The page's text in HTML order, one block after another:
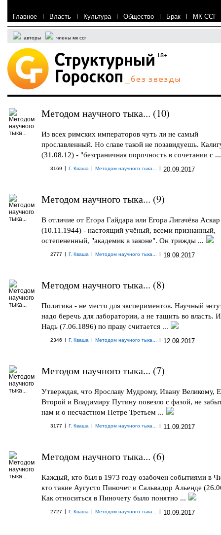
Главное | Власть | Культура | Общество | Брак | МК ССГ
авторы члены мк ссг
Методом научного тыка... (10)
Из всех римских императоров чуть ли не самый
прославленный. Но славе такой не позавидуешь.
(31.08.12) - "безграничная порочность в сочетании с ...
3169 | Г. Кваша | Методом научного тыка... | 20.09.2017
Методом научного тыка... (9)
В отличие от Егора Гайдара или Егора Лигачёва
(10.11.1944) - настоящий учёный, всеми признанный,
остепененный, "академик в законе". Он трижды ...
2777 | Г. Кваша | Методом научного тыка... | 19.09.2017
Методом научного тыка... (8)
Политика - не место для экспериментов. Научный
надо беречь для лаборатории, а не тащить во власть.
Надь (7.06.1896) по праву считается ...
2346 | Г. Кваша | Методом научного тыка... | 12.09.2017
Методом научного тыка... (7)
Утверждая, что Ярославу Мудрому, Ивану Великому,
Второй и Владимиру Путину повезло с фазой, не
нам и о несчастном Петре Третьем ...
3177 | Г. Кваша | Методом научного тыка... | 11.09.2017
Методом научного тыка... (6)
Каждый, кто был в 1973 году озабочен событиями в
кто такие Аугусто Пиночет и Сальвадор Альенде
Как относиться в Пиночету было понятно ...
2727 | Г. Кваша | Методом научного тыка... | 10.09.2017